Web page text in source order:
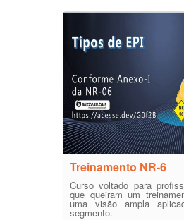
Treinamento NR-6
Curso voltado para
que queiram um
uma visão ampla
segmento.